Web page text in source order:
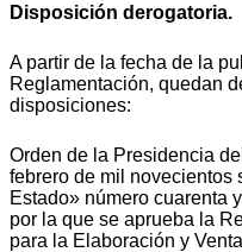
Disposición derogatoria.
A partir de la fecha de la
Reglamentación, quedan
disposiciones:
Orden de la Presidencia
febrero de mil novecientos
Estado» número cuarenta
por la que se aprueba la
para la Elaboración y